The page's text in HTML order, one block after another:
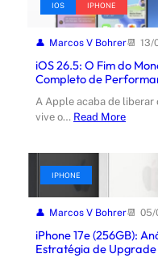
IOS IPHONE
Marcos V Bohrer 13/
iOS 26.5: O Fim do
Completo de
A Apple acaba de liberar
vive o… Read More
IPHONE
Marcos V Bohrer 05/
iPhone 17e (256GB):
Estratégia de